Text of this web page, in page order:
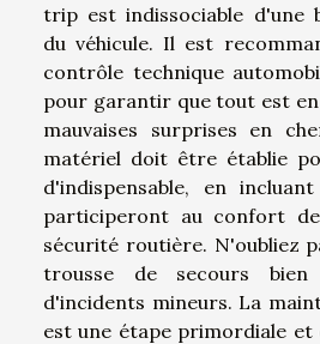
trip est indissociable d'une
du véhicule. Il est
contrôle technique
pour garantir que tout est
mauvaises surprises en
matériel doit être établie
d'indispensable, en
participeront au confort
sécurité routière. N'oubliez
trousse de secours
d'incidents mineurs. La
est une étape primordiale